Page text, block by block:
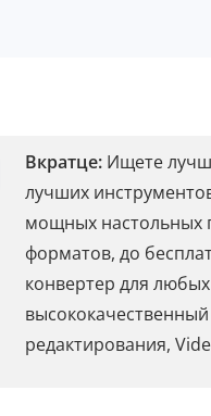
Вкратце: Ищете
лучших
мощных настольных
форматов, до
конвертер для
редактирования,